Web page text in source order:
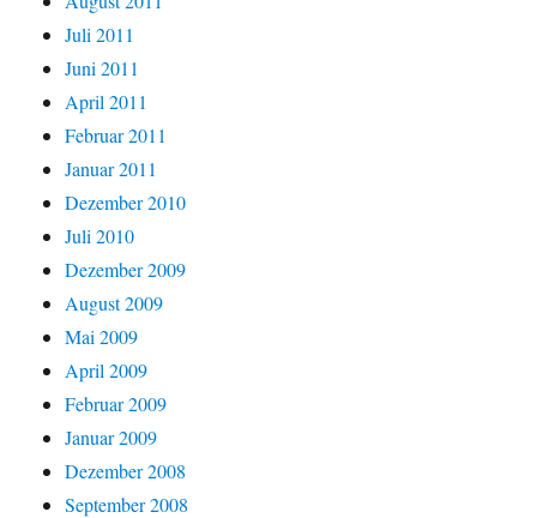
Juli 2011
Juni 2011
April 2011
Februar 2011
Januar 2011
Dezember 2010
Juli 2010
Dezember 2009
August 2009
Mai 2009
April 2009
Februar 2009
Januar 2009
Dezember 2008
September 2008